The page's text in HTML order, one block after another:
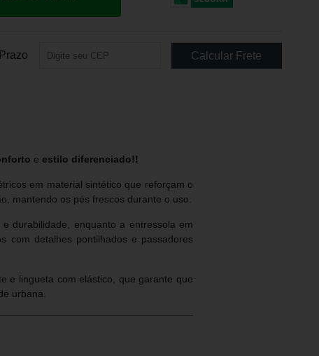
e estilo diferenciado!!
em material sintético que reforçam o
mantendo os pés frescos durante o uso.
durabilidade, enquanto a entressola em
com detalhes pontilhados e passadores
e lingueta com elástico, que garante que
urbana.